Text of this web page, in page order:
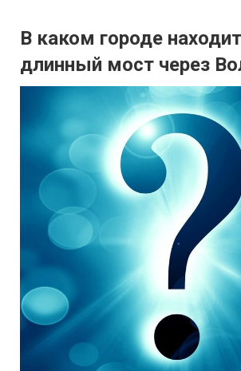
В каком городе
длинный мост через